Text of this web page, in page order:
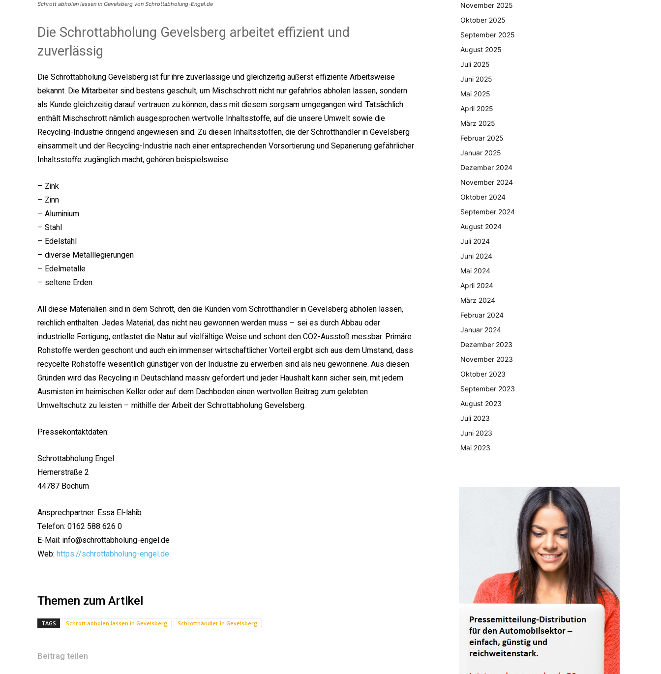
Schrott abholen lassen in Gevelsberg von Schrottabholung-Engel.de
Die Schrottabholung Gevelsberg arbeitet effizient und
zuverlässig
Die Schrottabholung Gevelsberg ist für ihre zuverlässige und gleichzeitig äußerst effiziente Arbeitsweise
bekannt. Die Mitarbeiter sind bestens geschult, um Mischschrott nicht nur gefahrlos abholen lassen, sondern
als Kunde gleichzeitig darauf vertrauen zu können, dass mit diesem sorgsam umgegangen wird. Tatsächlich
enthält Mischschrott nämlich ausgesprochen wertvolle Inhaltsstoffe, auf die unsere Umwelt sowie die
Recycling-Industrie dringend angewiesen sind. Zu diesen Inhaltsstoffen, die der Schrotthändler in Gevelsberg
einsammelt und der Recycling-Industrie nach einer entsprechenden Vorsortierung und Separierung gefährlicher
Inhaltsstoffe zugänglich macht, gehören beispielsweise
– Zink
– Zinn
– Aluminium
– Stahl
– Edelstahl
– diverse Metalllegierungen
– Edelmetalle
– seltene Erden.
All diese Materialien sind in dem Schrott, den die Kunden vom Schrotthändler in Gevelsberg abholen lassen,
reichlich enthalten. Jedes Material, das nicht neu gewonnen werden muss – sei es durch Abbau oder
industrielle Fertigung, entlastet die Natur auf vielfältige Weise und schont den CO2-Ausstoß messbar. Primäre
Rohstoffe werden geschont und auch ein immenser wirtschaftlicher Vorteil ergibt sich aus dem Umstand, dass
recycelte Rohstoffe wesentlich günstiger von der Industrie zu erwerben sind als neu gewonnene. Aus diesen
Gründen wird das Recycling in Deutschland massiv gefördert und jeder Haushalt kann sicher sein, mit jedem
Ausmisten im heimischen Keller oder auf dem Dachboden einen wertvollen Beitrag zum gelebten
Umweltschutz zu leisten – mithilfe der Arbeit der Schrottabholung Gevelsberg.
Pressekontaktdaten:
Schrottabholung Engel
Hernerstraße 2
44787 Bochum
Ansprechpartner: Essa El-lahib
Telefon: 0162 588 626 0
E-Mail: info@schrottabholung-engel.de
Web: https://schrottabholung-engel.de
Themen zum Artikel
TAGS Schrott abholen lassen in Gevelsberg Schrotthändler in Gevelsberg
Beitrag teilen
November 2025
Oktober 2025
September 2025
August 2025
Juli 2025
Juni 2025
Mai 2025
April 2025
März 2025
Februar 2025
Januar 2025
Dezember 2024
November 2024
Oktober 2024
September 2024
August 2024
Juli 2024
Juni 2024
Mai 2024
April 2024
März 2024
Februar 2024
Januar 2024
Dezember 2023
November 2023
Oktober 2023
September 2023
August 2023
Juli 2023
Juni 2023
Mai 2023